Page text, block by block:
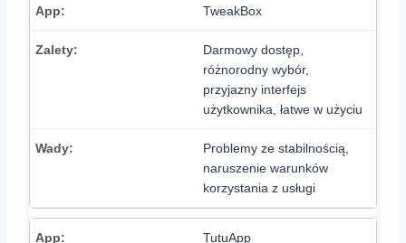
TweakBox
Darmowy dostęp,
różnorodny wybór,
przyjazny interfejs
użytkownika, łatwe w użyciu
Problemy ze stabilnością,
naruszenie warunków
korzystania z usługi
TutuApp